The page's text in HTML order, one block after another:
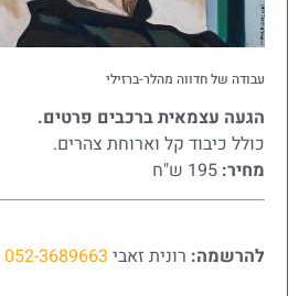
עבודה של חדווה מהלר-ברזילי
הגעה עצמאית ברכבים פרטים.
כולל כיבוד קל וארוחת צהרים.
מחיר:
להרשמה: רונית זאבי 052-3689663